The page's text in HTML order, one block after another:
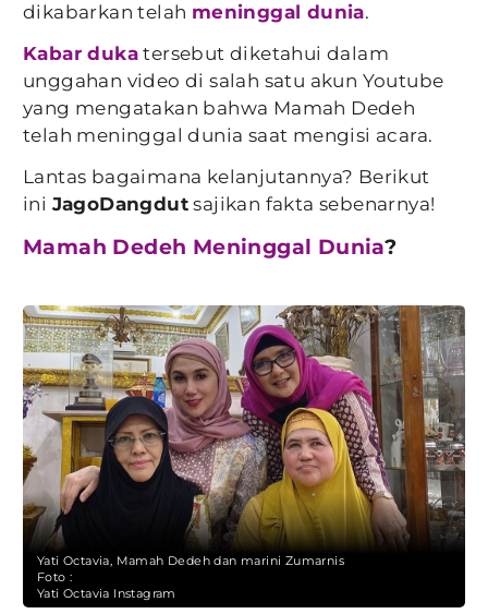
dikabarkan telah meninggal dunia.
Kabar duka tersebut diketahui dalam
unggahan video di salah satu akun Youtube
yang mengatakan bahwa Mamah Dedeh
telah meninggal dunia saat mengisi acara.
Lantas bagaimana kelanjutannya? Berikut
ini JagoDangdut sajikan fakta sebenarnya!
Mamah Dedeh Meninggal Dunia?
Yati Octavia, Mamah Dedeh dan marini Zumarnis
Foto :
Yati Octavia Instagram